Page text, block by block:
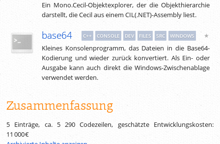
Ein Mono.Cecil-Objektexplorer, der die Objekthierarchie
darstellt, die Cecil aus einem CIL(.NET)-Assembly liest.
base64 C++ CONSOLE DEV FILES SRC WINDOWS ★
Kleines Konsolenprogramm, das Dateien in die Base64-
Kodierung und wieder zurück konvertiert. Als Ein- oder
Ausgabe kann auch direkt die Windows-Zwischenablage
verwendet werden.
Zusammenfassung
5 Einträge, ca. 5 290Codezeilen, geschätzte Entwicklungskosten:
11 000 €